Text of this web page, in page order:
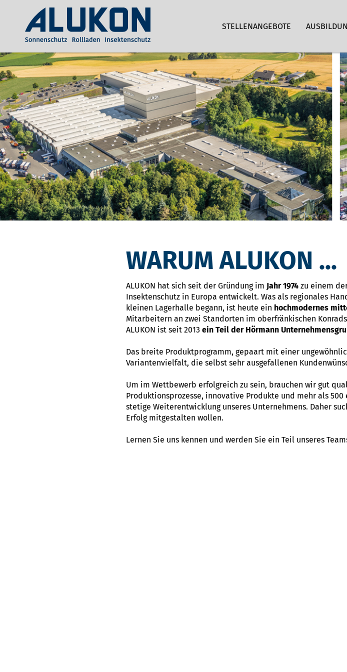
STELLENANGEBOTE
WARUM ALUKON ...
ALUKON hat sich seit der Gründung im Jahr 1974 zu einem
Insektenschutz in Europa entwickelt. Was als regionales
kleinen Lagerhalle begann, ist heute ein hochmodernes
Mitarbeitern an zwei Standorten im oberfränkischen
ALUKON ist seit 2013 ein Teil der Hörmann
Das breite Produktprogramm, gepaart mit einer
Variantenvielfalt, die selbst sehr ausgefallenen
Um im Wettbewerb erfolgreich zu sein, brauchen wir gut
Produktionsprozesse, innovative Produkte und mehr als
stetige Weiterentwicklung unseres Unternehmens. Daher
Erfolg mitgestalten wollen.
Lernen Sie uns kennen und werden Sie ein Teil unseres